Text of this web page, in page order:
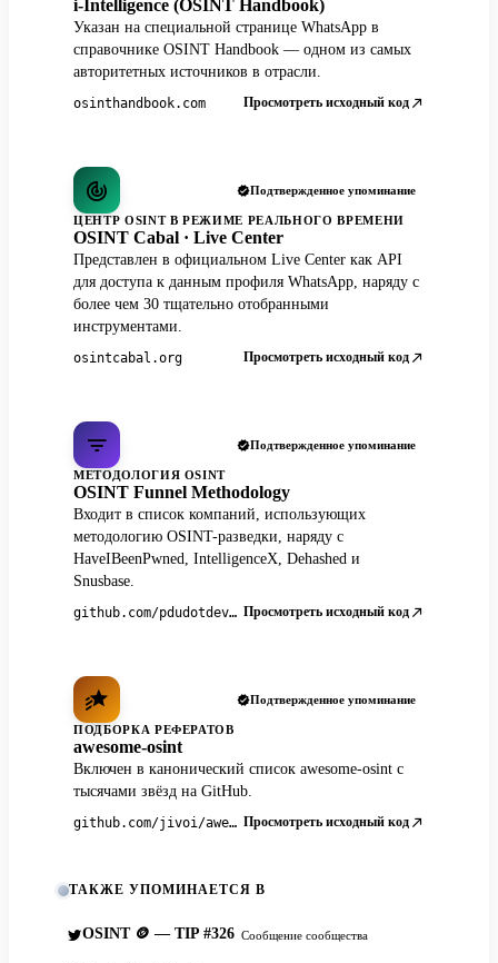
i-Intelligence (OSINT Handbook)
Указан на специальной странице WhatsApp в
справочнике OSINT Handbook — одном из самых
авторитетных источников в отрасли.
osinthandbook.com Просмотреть исходный код
Подтвержденное упоминание
ЦЕНТР OSINT В РЕЖИМЕ РЕАЛЬНОГО ВРЕМЕНИ
OSINT Cabal · Live Center
Представлен в официальном Live Center как API
для доступа к данным профиля WhatsApp, наряду с
более чем 30 тщательно отобранными
инструментами.
osintcabal.org Просмотреть исходный код
Подтвержденное упоминание
МЕТОДОЛОГИЯ OSINT
OSINT Funnel Methodology
Входит в список компаний, использующих
методологию OSINT-разведки, наряду с
HaveIBeenPwned, IntelligenceX, Dehashed и
Snusbase.
github.com/pdudotdev/ofm Просмотреть исходный код
Подтвержденное упоминание
ПОДБОРКА РЕФЕРАТОВ
awesome-osint
Включен в канонический список awesome-osint с
тысячами звёзд на GitHub.
github.com/jivoi/awesome-osint Просмотреть исходный код
ТАКЖЕ УПОМИНАЕТСЯ В
OSINT 🪙 — TIP #326 Сообщение сообщества